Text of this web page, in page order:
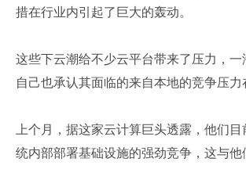
措在行业内引起了巨大的轰动。
这些下云潮给不少云平台带来了压力，
自己也承认其面临的来自本地的竞争压力
上个月，据这家云计算巨头透露，他们
统内部部署基础设施的强劲竞争，这与